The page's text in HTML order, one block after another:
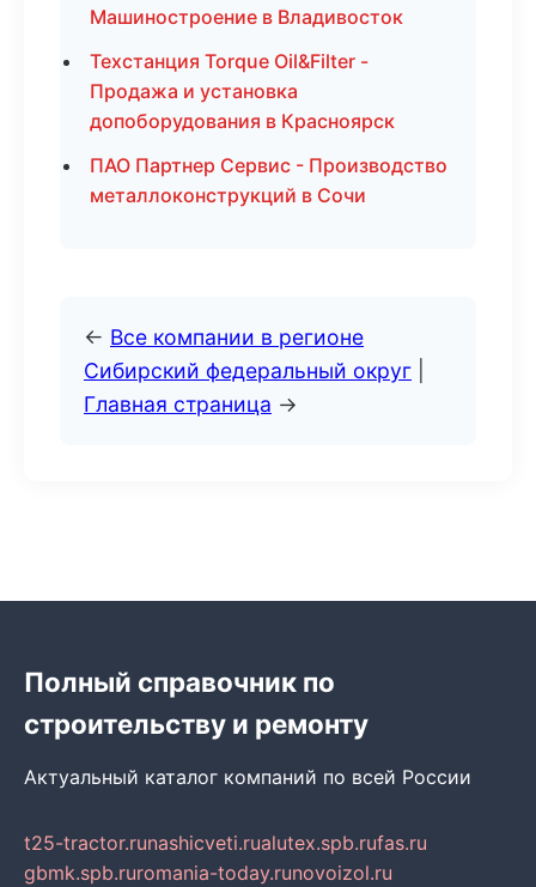
Машиностроение в Владивосток
Техстанция Torque Oil&Filter -
Продажа и установка
допоборудования в Красноярск
ПАО Партнер Сервис - Производство
металлоконструкций в Сочи
← Все компании в регионе
Сибирский федеральный округ
Главная страница →
Полный справочник по
строительству и ремонту
Актуальный каталог компаний по всей России
t25-tractor.runashicveti.rualutex.spb.rufas.ru
gbmk.spb.ruromania-today.runovoizol.ru